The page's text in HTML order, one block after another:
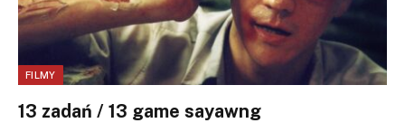
FILMY
13 zadań / 13 game sayawng